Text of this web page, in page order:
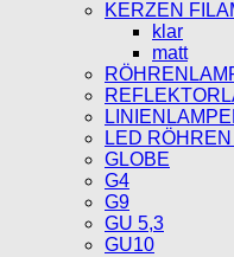
KERZEN
klar
matt
LED
GLOBE
G4
G9
GU 5,3
GU10